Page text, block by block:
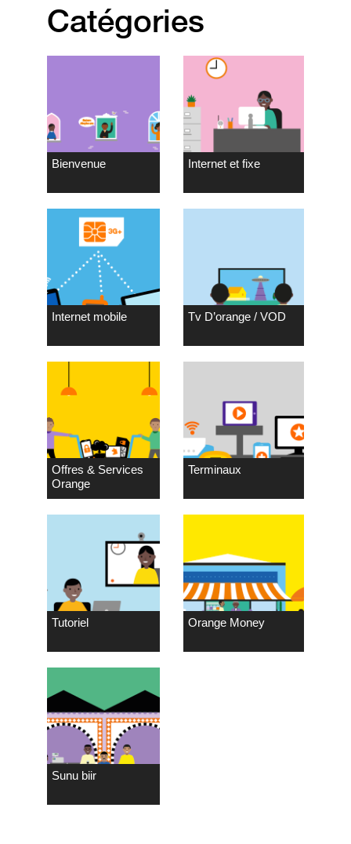
Catégories
Bienvenue Internet et fixe
Internet mobile Tv D’orange / VOD
Offres & Services
Orange
Terminaux
Tutoriel Orange Money
Sunu biir